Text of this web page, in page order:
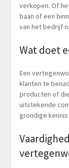
verkopen. Of
baan of een
van het bedrijf
Wat doet
Een
klanten te
producten of
uitstekende
grondige